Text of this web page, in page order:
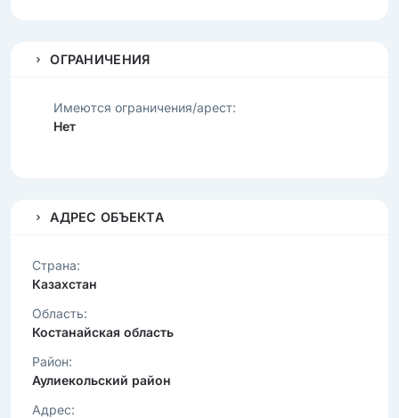
ОГРАНИЧЕНИЯ
Имеются ограничения/арест:
Нет
АДРЕС ОБЪЕКТА
Страна:
Казахстан
Область:
Костанайская область
Район:
Аулиекольский район
Адрес: